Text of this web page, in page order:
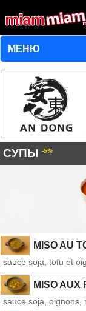
СУПЫ -5%
MISO AU
sauce soja, tofu et
MISO AUX
sauce soja, oignons,